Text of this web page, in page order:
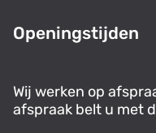
Openingstijden
Wij werken op
afspraak belt u met